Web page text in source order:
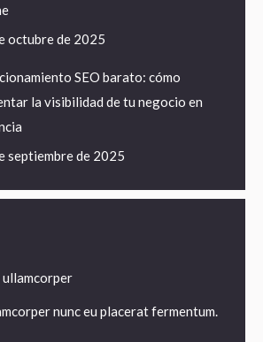
octubre de 2025
SEO barato: cómo
la visibilidad de tu negocio en
septiembre de 2025
ullamcorper
nunc eu placerat fermentum.